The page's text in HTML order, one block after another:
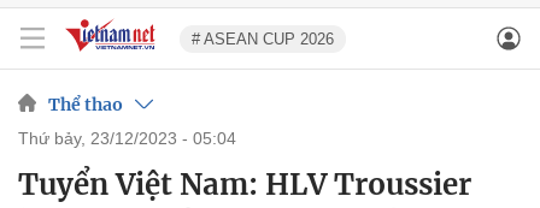
# ASEAN CUP 2026
Thể thao
thứ bảy, 23/12/2023 - 05:04
Tuyển Việt Nam: HLV Troussier